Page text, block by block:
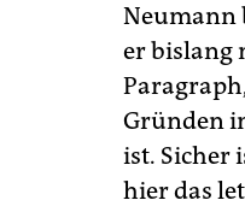
Neumann
er bislang
Gründen
ist. Sicher
hier das